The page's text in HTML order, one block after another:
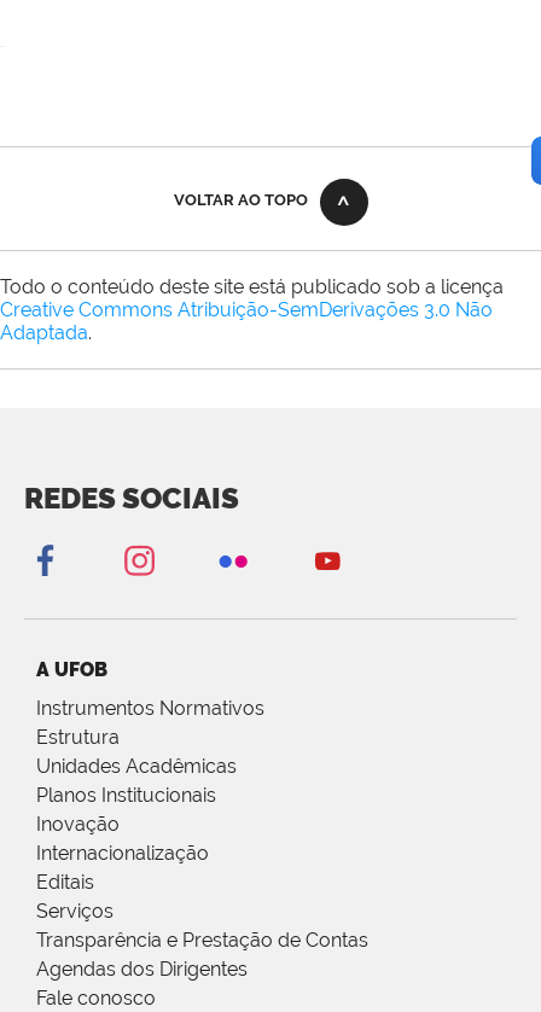
VOLTAR AO TOPO
Todo o conteúdo deste site está publicado sob a licença
Creative Commons Atribuição-SemDerivações 3.0 Não
Adaptada.
REDES SOCIAIS
A UFOB
Instrumentos Normativos
Estrutura
Unidades Acadêmicas
Planos Institucionais
Inovação
Internacionalização
Editais
Serviços
Transparência e Prestação de Contas
Agendas dos Dirigentes
Fale conosco